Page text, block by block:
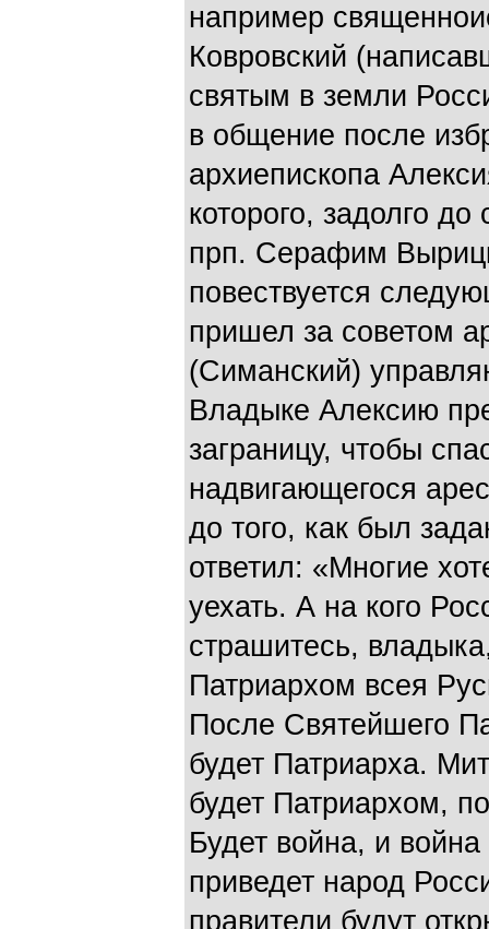
например
Ковровский
святым в земли
в общение после
архиепископа
которого, задолго
прп. Серафим
повествуется
пришел за советом
(Симанский)
Владыке Алексию
заграницу, чтобы
надвигающегося
до того, как был
ответил: «Многие
уехать. А на кого
страшитесь,
Патриархом всея
После Святейшего
будет Патриарха.
будет Патриархом,
Будет война, и
приведет народ
правители будут